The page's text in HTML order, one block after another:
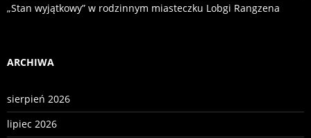
„Stan wyjątkowy” w rodzinnym miasteczku Lobgi Rangzena
ARCHIWA
sierpień 2026
lipiec 2026